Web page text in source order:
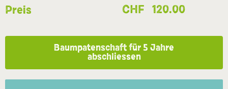
Preis CHF 120.00
Baumpatenschaft für 5 Jahre
abschliessen